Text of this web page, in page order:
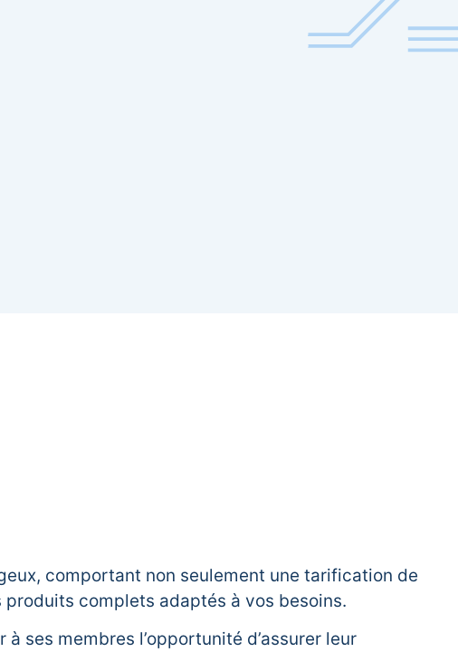
comportant non seulement une tarification de
complets adaptés à vos besoins.
à ses membres l’opportunité d’assurer leur